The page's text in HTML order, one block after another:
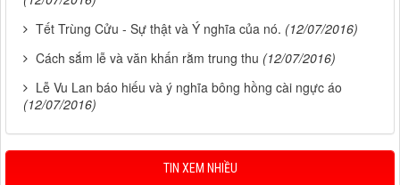
Tết Trùng Cửu - Sự thật và Ý nghĩa của nó. (12/07/2016)
Cách sắm lễ và văn khấn rằm trung thu (12/07/2016)
Lễ Vu Lan báo hiếu và ý nghĩa bông hồng cài ngực áo
(12/07/2016)
TIN XEM NHIỀU